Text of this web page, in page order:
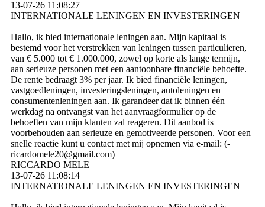
13-07-26 11:08:27
INTERNATIONALE LENINGEN EN INVESTERINGEN
Hallo, ik bied internationale leningen aan. Mijn kapitaal is
bestemd voor het verstrekken van leningen tussen particulieren,
van € 5.000 tot € 1.000.000, zowel op korte als lange termijn,
aan serieuze personen met een aantoonbare financiële behoefte.
De rente bedraagt ​​3% per jaar. Ik bied financiële leningen,
vastgoedleningen, investeringsleningen, autoleningen en
consumentenleningen aan. Ik garandeer dat ik binnen één
werkdag na ontvangst van het aanvraagformulier op de
behoeften van mijn klanten zal reageren. Dit aanbod is
voorbehouden aan serieuze en gemotiveerde personen. Voor een
snelle reactie kunt u contact met mij opnemen via e-mail: (­
ricardomele20@­gmail.­com)­
RICCARDO MELE
13-07-26 11:08:14
INTERNATIONALE LENINGEN EN INVESTERINGEN